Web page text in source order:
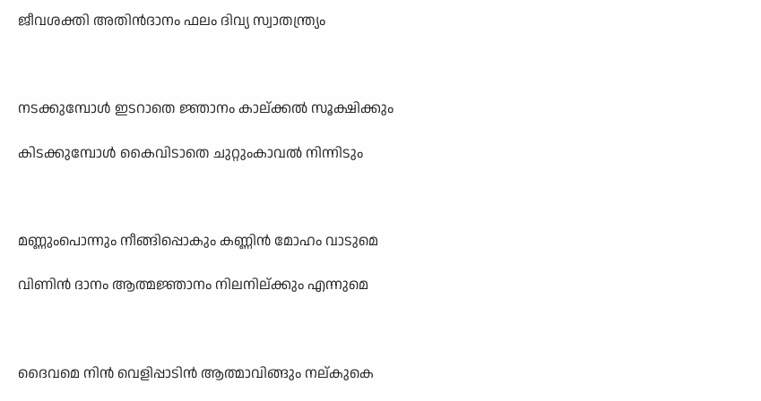
ജീവശക്തി അതിൻദാനം ഫലം ദിവ്യ സ്വാതന്ത്ര്യം
നടക്കുമ്പോൾ ഇടറാതെ ജ്ഞാനം കാല്ക്കൽ സൂക്ഷിക്കും
കിടക്കുമ്പോൾ കൈവിടാതെ ചുറ്റുംകാവൽ നിന്നിടും
മണ്ണുംപൊന്നും നീങ്ങിപ്പൊകും കണ്ണിൻ മോഹം വാടുമെ
വിണിൻ ദാനം ആത്മജ്ഞാനം നിലനില്ക്കും എന്നുമെ
ദൈവമെ നിൻ വെളിപ്പാടിൻ ആത്മാവിങ്ങും നല്കുകെ